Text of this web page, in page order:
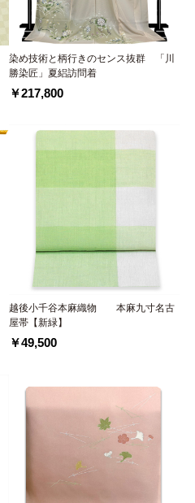
染め技術と柄行きのセンス抜群 「川
勝染匠」夏絽訪問着
￥217,800
越後小千谷本麻織物 本麻九寸名古
屋帯【新緑】
￥49,500